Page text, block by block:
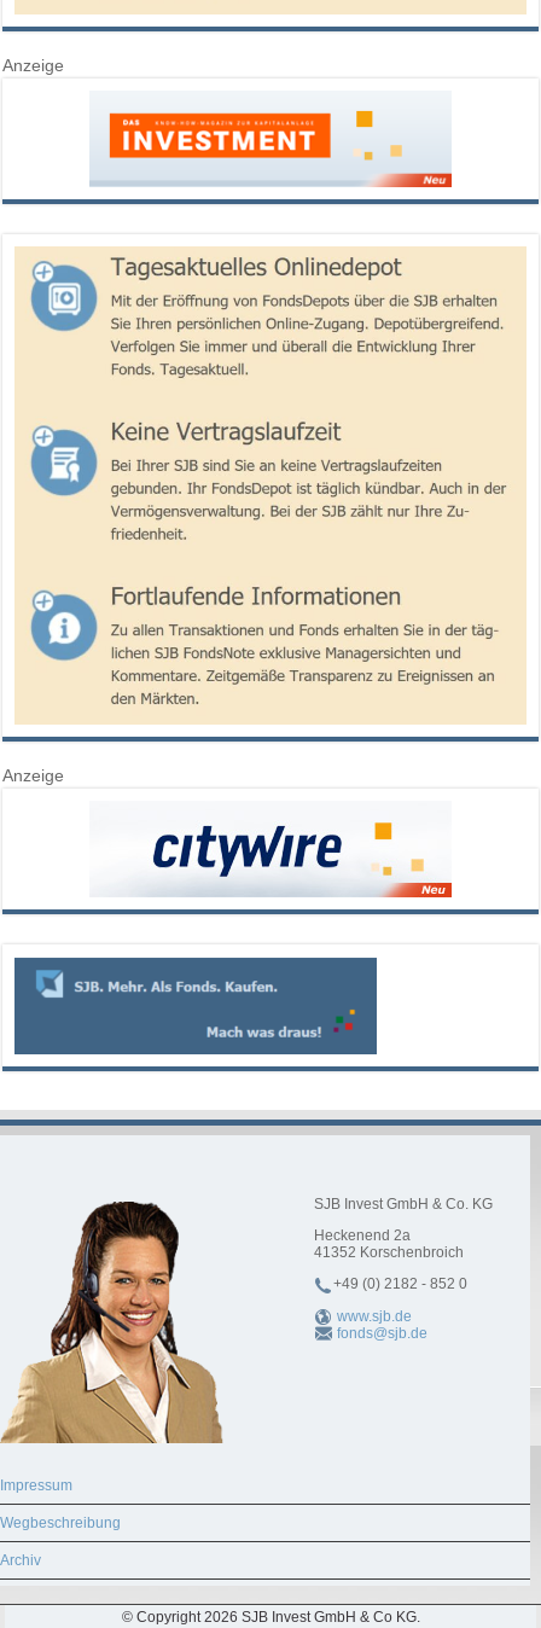
Anzeige
Anzeige
SJB Invest GmbH & Co. KG
Heckenend 2a
41352 Korschenbroich
+49 (0) 2182 - 852 0
www.sjb.de
fonds@sjb.de
Impressum
Wegbeschreibung
Archiv
© Copyright 2026 SJB Invest GmbH & Co KG.